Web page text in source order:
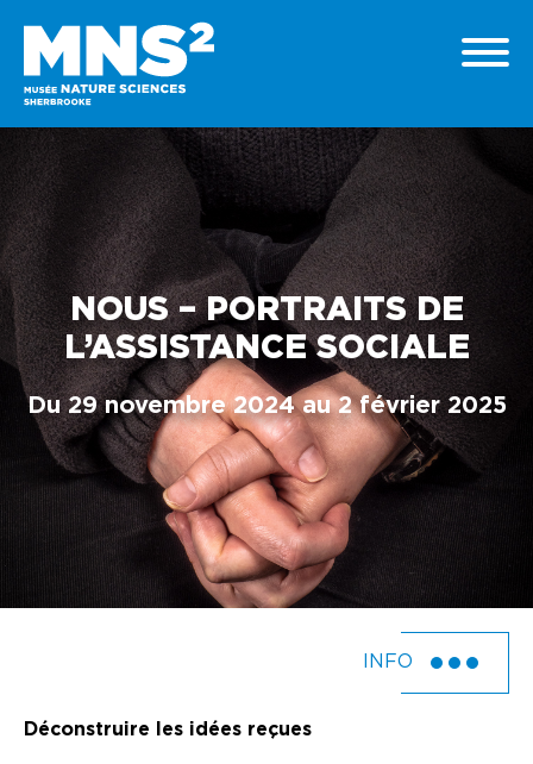
NOUS – PORTRAITS DE
L’ASSISTANCE SOCIALE
Du 29 novembre 2024 au 2 février 2025
INFO
Déconstruire les idées reçues